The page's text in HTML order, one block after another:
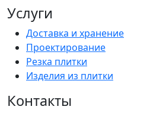
Услуги
Доставка и хранение
Проектирование
Резка плитки
Изделия из плитки
Контакты